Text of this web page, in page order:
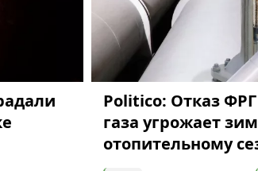
Politico: Отказ
газа угрожает
отопительному